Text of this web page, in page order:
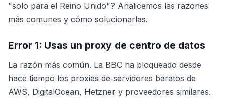
"solo para el Reino Unido"? Analicemos las razones
más comunes y cómo solucionarlas.
Error 1: Usas un proxy de centro de datos
La razón más común. La BBC ha bloqueado desde
hace tiempo los proxies de servidores baratos de
AWS, DigitalOcean, Hetzner y proveedores similares.